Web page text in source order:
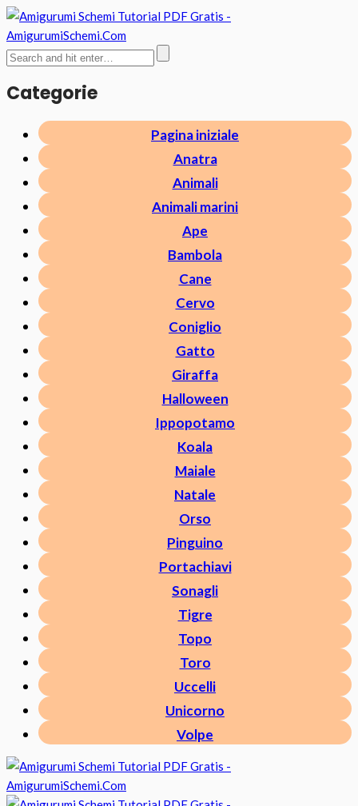
Categorie
Pagina iniziale
Anatra
Animali
Animali marini
Ape
Bambola
Cane
Cervo
Coniglio
Gatto
Giraffa
Halloween
Ippopotamo
Koala
Maiale
Natale
Orso
Pinguino
Portachiavi
Sonagli
Tigre
Topo
Toro
Uccelli
Unicorno
Volpe